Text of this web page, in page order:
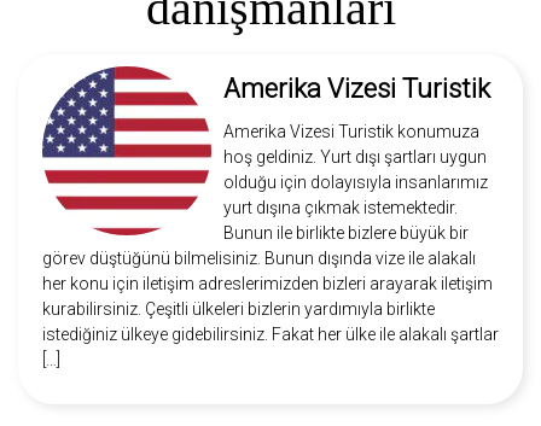
Amerika Vizesi Turistik
Amerika Vizesi Turistik konumuza
hoş geldiniz. Yurt dışı şartları uygun
olduğu için dolayısıyla insanlarımız
yurt dışına çıkmak istemektedir.
Bunun ile birlikte bizlere büyük bir
görev düştüğünü bilmelisiniz. Bunun dışında vize ile alakalı
her konu için iletişim adreslerimizden bizleri arayarak iletişim
kurabilirsiniz. Çeşitli ülkeleri bizlerin yardımıyla birlikte
istediğiniz ülkeye gidebilirsiniz. Fakat her ülke ile alakalı şartlar